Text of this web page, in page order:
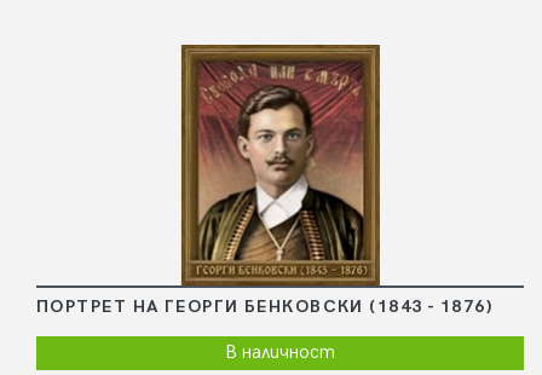
ПОРТРЕТ НА ГЕОРГИ БЕНКОВСКИ (1843 - 1876)
В наличност